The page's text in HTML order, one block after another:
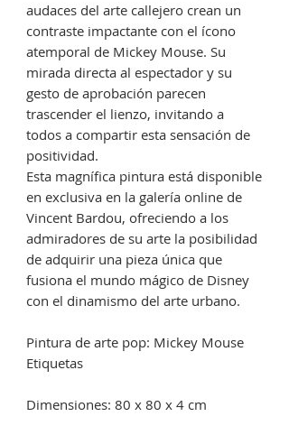
audaces del arte callejero crean un
contraste impactante con el ícono
atemporal de Mickey Mouse. Su
mirada directa al espectador y su
gesto de aprobación parecen
trascender el lienzo, invitando a
todos a compartir esta sensación de
positividad.
Esta magnífica pintura está disponible
en exclusiva en la galería online de
Vincent Bardou, ofreciendo a los
admiradores de su arte la posibilidad
de adquirir una pieza única que
fusiona el mundo mágico de Disney
con el dinamismo del arte urbano.
Pintura de arte pop: Mickey Mouse
Etiquetas
Dimensiones: 80 x 80 x 4 cm